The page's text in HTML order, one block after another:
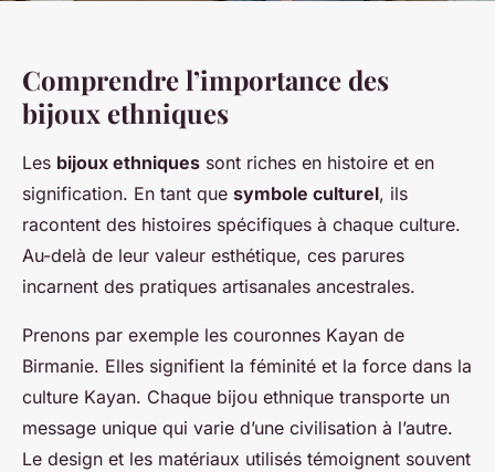
Comprendre l’importance des
bijoux ethniques
Les bijoux ethniques sont riches en histoire et en
signification. En tant que symbole culturel, ils
racontent des histoires spécifiques à chaque culture.
Au-delà de leur valeur esthétique, ces parures
incarnent des pratiques artisanales ancestrales.
Prenons par exemple les couronnes Kayan de
Birmanie. Elles signifient la féminité et la force dans la
culture Kayan. Chaque bijou ethnique transporte un
message unique qui varie d’une civilisation à l’autre.
Le design et les matériaux utilisés témoignent souvent